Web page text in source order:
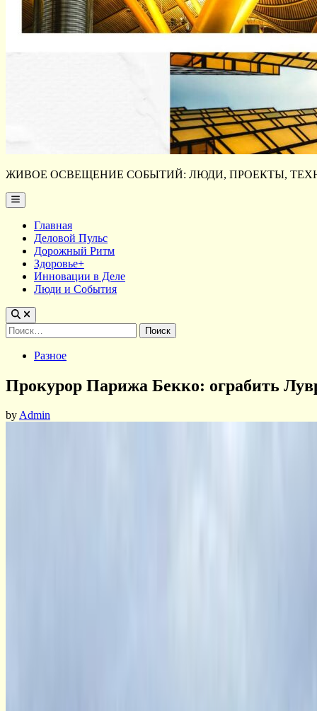
ЖИВОЕ ОСВЕЩЕНИЕ СОБЫТИЙ: ЛЮДИ, ПРОЕКТЫ,
Main
Menu
Главная
Деловой Пульс
Дорожный Ритм
Здоровье+
Инновации в Деле
Люди и События
Найти:
PostedРазное
Прокурор Парижа Бекко: ограбить
byAdmin